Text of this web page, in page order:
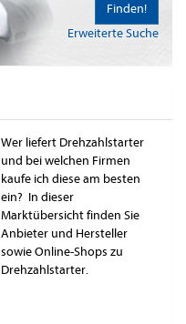
Erweiterte Suche
Finden!
Wer liefert Drehzahlstarter
und bei welchen Firmen
kaufe ich diese am besten
ein? In dieser
Marktübersicht finden Sie
Anbieter und Hersteller
sowie Online-Shops zu
Drehzahlstarter.